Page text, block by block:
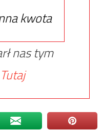
kwota
nas tym
Tutaj